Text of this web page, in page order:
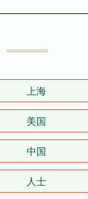
上海
美国
中国
人士